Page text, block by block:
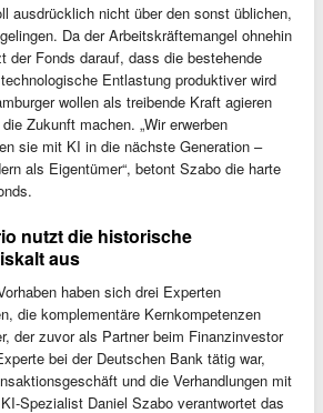
ausdrücklich nicht über den sonst üblichen,
Da der Arbeitskräftemangel ohnehin
der Fonds darauf, dass die bestehende
Entlastung produktiver wird
wollen als treibende Kraft agieren
Zukunft machen. „Wir erwerben
sie mit KI in die nächste Generation –
als Eigentümer“, betont Szabo die harte
nutzt die historische
aus
haben sich drei Experten
die komplementäre Kernkompetenzen
der zuvor als Partner beim Finanzinvestor
bei der Deutschen Bank tätig war,
und die Verhandlungen mit
Spezialist Daniel Szabo verantwortet das